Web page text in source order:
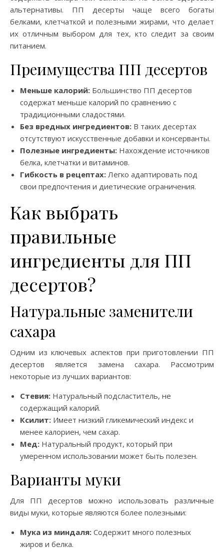
альтернативы. ПП десерты чаще всего богаты
белками, клетчаткой и полезными жирами, что делает
их отличным выбором для тех, кто следит за своим
питанием.
Преимущества ПП десертов
Меньше калорий: Большинство ПП десертов
содержат меньше калорий по сравнению с
традиционными сладостями.
Без вредных ингредиентов: В таких десертах
отсутствуют искусственные добавки и консерванты.
Полезные ингредиенты: Нахождение источников
белка, клетчатки и витаминов.
Гибкость в рецептах: Легко адаптировать под
свои предпочтения и диетические ограничения.
Как выбрать
правильные
ингредиенты для ПП
десертов?
Натуральные заменители
сахара
Одним из ключевых аспектов при приготовлении ПП
десертов является замена сахара. Рассмотрим
некоторые из лучших вариантов:
Стевия: Натуральный подсластитель, не
содержащий калорий.
Ксилит: Имеет низкий гликемический индекс и
менее калориен, чем сахар.
Мед: Натуральный продукт, который при
умеренном использовании может быть полезен.
Варианты муки
Для ПП десертов можно использовать различные
виды муки, которые являются более полезными:
Мука из миндаля: Содержит много полезных
жиров и белка.